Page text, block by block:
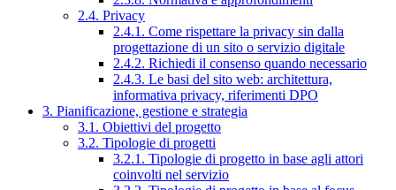
2.4. Privacy
2.4.1. Come rispettare la privacy sin dalla
progettazione di un sito o servizio digitale
2.4.2. Richiedi il consenso quando necessario
2.4.3. Le basi del sito web: architettura,
informativa privacy, riferimenti DPO
3. Pianificazione, gestione e strategia
3.1. Obiettivi del progetto
3.2. Tipologie di progetti
3.2.1. Tipologie di progetto in base agli attori
coinvolti nel servizio